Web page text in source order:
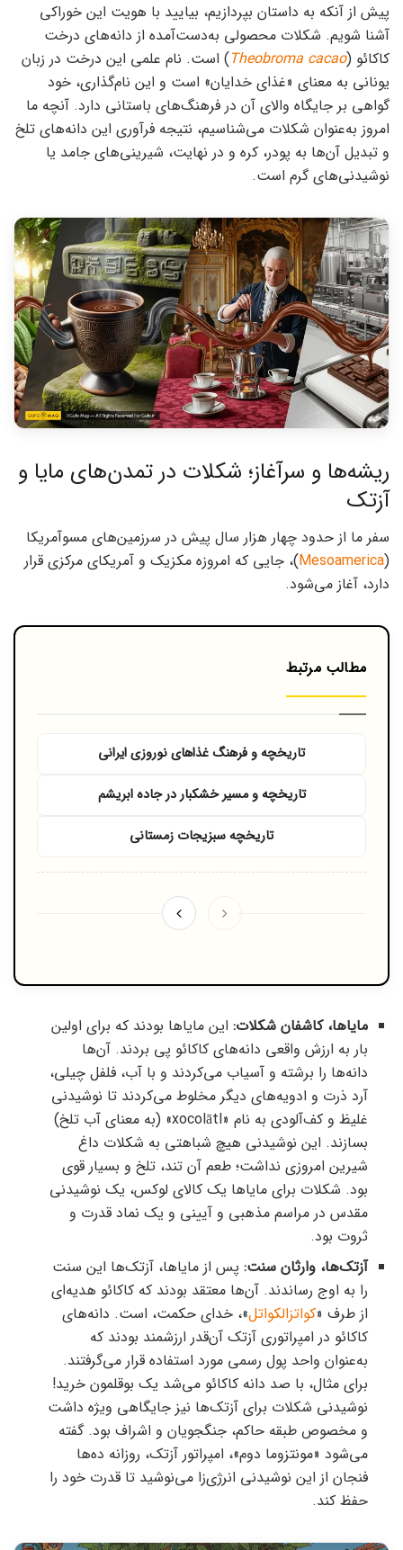
پیش از آنکه به داستان بپردازیم، بیایید با هویت این خوراکی
آشنا شویم. شکلات محصولی به‌دست‌آمده از دانه‌های درخت
کاکائو (Theobroma cacao) است. نام علمی این درخت در زبان
یونانی به معنای «غذای خدایان» است و این نام‌گذاری، خود
گواهی بر جایگاه والای آن در فرهنگ‌های باستانی دارد. آنچه ما
امروز به‌عنوان شکلات می‌شناسیم، نتیجه فرآوری این دانه‌های تلخ
و تبدیل آن‌ها به پودر، کره و در نهایت، شیرینی‌های جامد یا
نوشیدنی‌های گرم است.
ریشه‌ها و سرآغاز؛ شکلات در تمدن‌های مایا و
آزتک
سفر ما از حدود چهار هزار سال پیش در سرزمین‌های مسوآمریکا
(
Mesoamerica)، جایی که امروزه مکزیک و آمریکای مرکزی قرار
دارد، آغاز می‌شود.
مطالب مرتبط
تاریخچه و فرهنگ غذاهای نوروزی ایرانی
تاریخچه و مسیر خشکبار در جاده ابریشم
تاریخچه سبزیجات زمستانی
مایاها، کاشفان شکلات: این مایاها بودند که برای اولین
بار به ارزش واقعی دانه‌های کاکائو پی بردند. آن‌ها
دانه‌ها را برشته و آسیاب می‌کردند و با آب، فلفل چیلی،
آرد ذرت و ادویه‌های دیگر مخلوط می‌کردند تا نوشیدنی
غلیظ و کف‌آلودی به نام «xocolātl» (به معنای آب تلخ)
بسازند. این نوشیدنی هیچ شباهتی به شکلات داغ
شیرین امروزی نداشت؛ طعم آن تند، تلخ و بسیار قوی
بود. شکلات برای مایاها یک کالای لوکس، یک نوشیدنی
مقدس در مراسم مذهبی و آیینی و یک نماد قدرت و
ثروت بود.
آزتک‌ها، وارثان سنت: پس از مایاها، آزتک‌ها این سنت
را به اوج رساندند. آن‌ها معتقد بودند که کاکائو هدیه‌ای
از طرف «کواتزالکواتل»، خدای حکمت، است. دانه‌های
کاکائو در امپراتوری آزتک آن‌قدر ارزشمند بودند که
به‌عنوان واحد پول رسمی مورد استفاده قرار می‌گرفتند.
برای مثال، با صد دانه کاکائو می‌شد یک بوقلمون خرید!
نوشیدنی شکلات برای آزتک‌ها نیز جایگاهی ویژه داشت
و مخصوص طبقه حاکم، جنگجویان و اشراف بود. گفته
می‌شود «مونتزوما دوم»، امپراتور آزتک، روزانه ده‌ها
فنجان از این نوشیدنی انرژی‌زا می‌نوشید تا قدرت خود را
حفظ کند.